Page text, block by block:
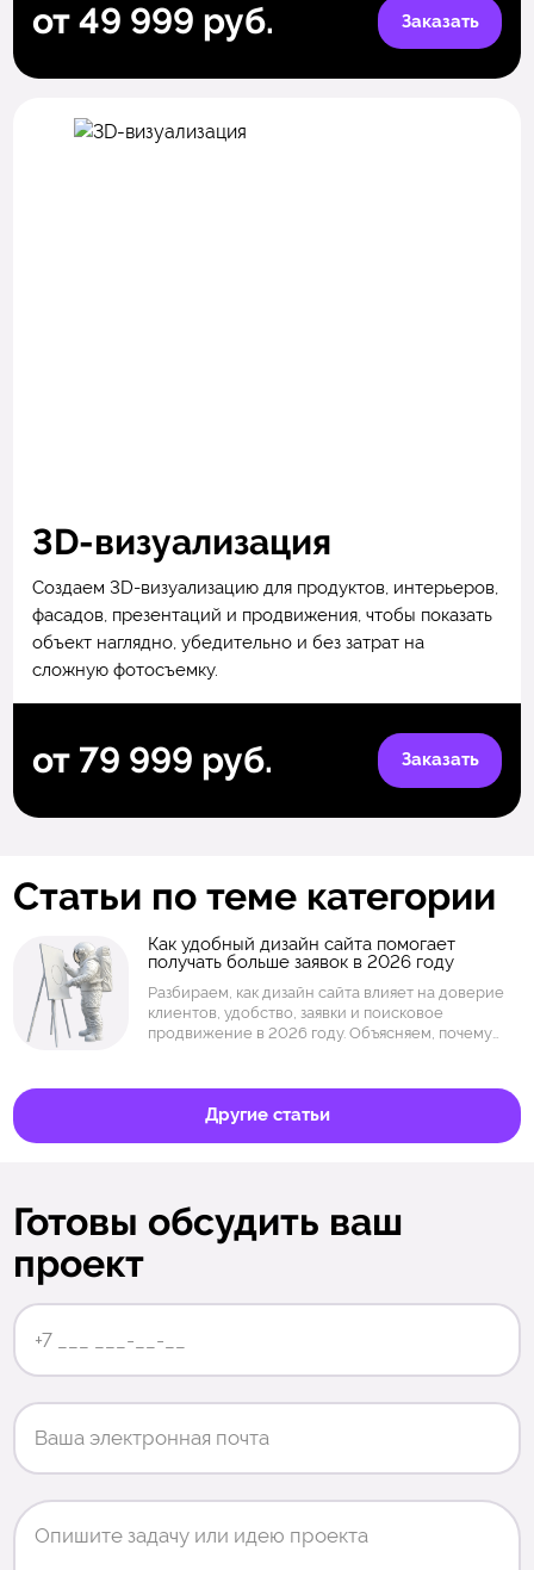
от 49 999 руб. Заказать
3D-визуализация
Создаем 3D-визуализацию для продуктов, интерьеров,
фасадов, презентаций и продвижения, чтобы показать
объект наглядно, убедительно и без затрат на
сложную фотосъемку.
от 79 999 руб. Заказать
Статьи по теме категории
Как удобный дизайн сайта помогает
получать больше заявок в 2026 году
Разбираем, как дизайн сайта влияет на доверие
клиентов, удобство, заявки и поисковое
продвижение в 2026 году. Объясняем, почему
визуальная подача и удобный путь пользователя.
Другие статьи
Готовы обсудить ваш
проект